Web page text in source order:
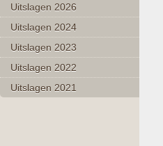
Uitslagen 2026
Uitslagen 2024
Uitslagen 2023
Uitslagen 2022
Uitslagen 2021